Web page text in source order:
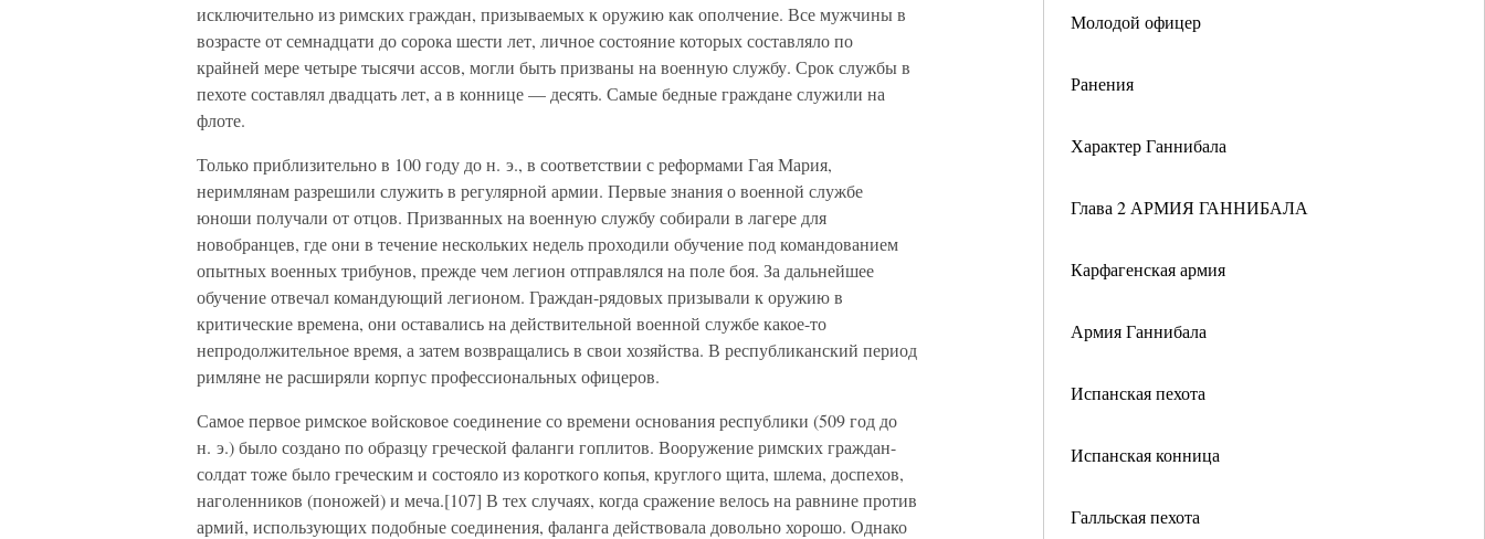
Молодой офицер
Ранения
Характер Ганнибала
Глава 2 АРМИЯ ГАННИБАЛА
Карфагенская армия
Армия Ганнибала
Испанская пехота
Испанская конница
Галльская пехота
исключительно из римских граждан, призываемых к оружию как ополчение. Все мужчины в
возрасте от семнадцати до сорока шести лет, личное состояние которых составляло по
крайней мере четыре тысячи ассов, могли быть призваны на военную службу. Срок службы в
пехоте составлял двадцать лет, а в коннице — десять. Самые бедные граждане служили на
флоте.
Только приблизительно в 100 году до н. э., в соответствии с реформами Гая Мария,
неримлянам разрешили служить в регулярной армии. Первые знания о военной службе
юноши получали от отцов. Призванных на военную службу собирали в лагере для
новобранцев, где они в течение нескольких недель проходили обучение под командованием
опытных военных трибунов, прежде чем легион отправлялся на поле боя. За дальнейшее
обучение отвечал командующий легионом. Граждан-рядовых призывали к оружию в
критические времена, они оставались на действительной военной службе какое-то
непродолжительное время, а затем возвращались в свои хозяйства. В республиканский период
римляне не расширяли корпус профессиональных офицеров.
Самое первое римское войсковое соединение со времени основания республики (509 год до
н. э.) было создано по образцу греческой фаланги гоплитов. Вооружение римских граждан-
солдат тоже было греческим и состояло из короткого копья, круглого щита, шлема, доспехов,
наголенников (поножей) и меча.[107] В тех случаях, когда сражение велось на равнине против
армий, использующих подобные соединения, фаланга действовала довольно хорошо. Однако